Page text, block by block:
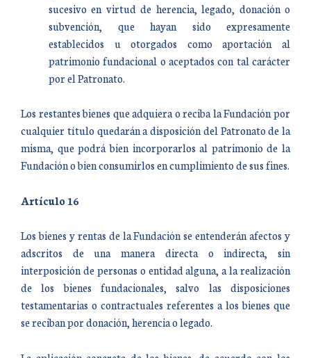
sucesivo en virtud de herencia, legado, donación o
subvención, que hayan sido expresamente
establecidos u otorgados como aportación al
patrimonio fundacional o aceptados con tal carácter
por el Patronato.
Los restantes bienes que adquiera o reciba la Fundación por
cualquier título quedarán a disposición del Patronato de la
misma, que podrá bien incorporarlos al patrimonio de la
Fundación o bien consumirlos en cumplimiento de sus fines.
Artículo 16
Los bienes y rentas de la Fundación se entenderán afectos y
adscritos de una manera directa o indirecta, sin
interposición de personas o entidad alguna, a la realización
de los bienes fundacionales, salvo las disposiciones
testamentarias o contractuales referentes a los bienes que
se reciban por donación, herencia o legado.